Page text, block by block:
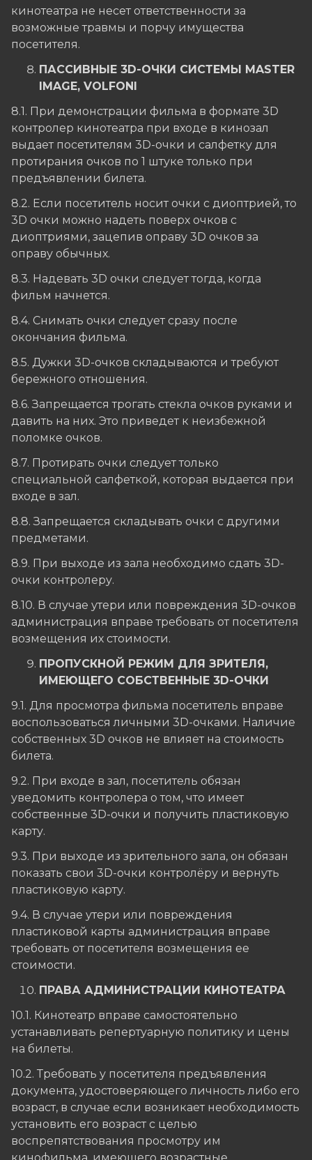
кинотеатра не несет ответственности за
возможные травмы и порчу имущества
посетителя.
ПАССИВНЫЕ 3D-ОЧКИ СИСТЕМЫ MASTER
IMAGE, VOLFONI
8.1. При демонстрации фильма в формате 3D
контролер кинотеатра при входе в кинозал
выдает посетителям 3D-очки и салфетку для
протирания очков по 1 штуке только при
предъявлении билета.
8.2. Если посетитель носит очки с диоптрией, то
3D очки можно надеть поверх очков с
диоптриями, зацепив оправу 3D очков за
оправу обычных.
8.3. Надевать 3D очки следует тогда, когда
фильм начнется.
8.4. Снимать очки следует сразу после
окончания фильма.
8.5. Дужки 3D-очков складываются и требуют
бережного отношения.
8.6. Запрещается трогать стекла очков руками и
давить на них. Это приведет к неизбежной
поломке очков.
8.7. Протирать очки следует только
специальной салфеткой, которая выдается при
входе в зал.
8.8. Запрещается складывать очки с другими
предметами.
8.9. При выходе из зала необходимо сдать 3D-
очки контролеру.
8.10. В случае утери или повреждения 3D-очков
администрация вправе требовать от посетителя
возмещения их стоимости.
ПРОПУСКНОЙ РЕЖИМ ДЛЯ ЗРИТЕЛЯ,
ИМЕЮЩЕГО СОБСТВЕННЫЕ 3D-ОЧКИ
9.1. Для просмотра фильма посетитель вправе
воспользоваться личными 3D-очками. Наличие
собственных 3D очков не влияет на стоимость
билета.
9.2. При входе в зал, посетитель обязан
уведомить контролера о том, что имеет
собственные 3D-очки и получить пластиковую
карту.
9.3. При выходе из зрительного зала, он обязан
показать свои 3D-очки контролёру и вернуть
пластиковую карту.
9.4. В случае утери или повреждения
пластиковой карты администрация вправе
требовать от посетителя возмещения ее
стоимости.
ПРАВА АДМИНИСТРАЦИИ КИНОТЕАТРА
10.1. Кинотеатр вправе самостоятельно
устанавливать репертуарную политику и цены
на билеты.
10.2. Требовать у посетителя предъявления
документа, удостоверяющего личность либо его
возраст, в случае если возникает необходимость
установить его возраст с целью
воспрепятствования просмотру им